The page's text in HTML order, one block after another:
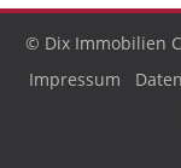
© Dix Immobilien
Impressum